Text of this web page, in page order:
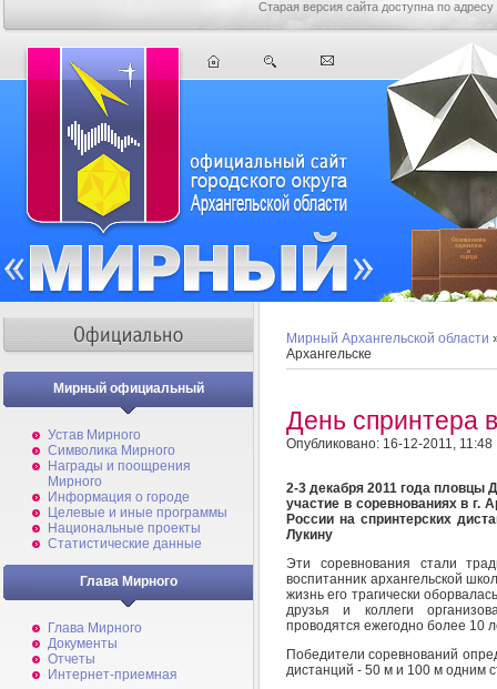
Старая версия сайта доступна по адресу
Мирный официальный
Устав Мирного
Символика Мирного
Награды и поощрения
Мирного
Информация о городе
Целевые и иные программы
Национальные проекты
Статистические данные
Глава Мирного
Глава Мирного
Документы
Отчеты
Интернет-приемная
Мирный Архангельской области
Архангельске
День спринтера
Опубликовано: 16-12-2011, 11:48
2-3 декабря 2011 года пловцы
участие в соревнованиях в г.
России на спринтерских
Лукину
Эти соревнования стали
воспитанник архангельской
жизнь его трагически
друзья и коллеги
проводятся ежегодно более 10
Победители соревнований
дистанций - 50 м и 100 м одним